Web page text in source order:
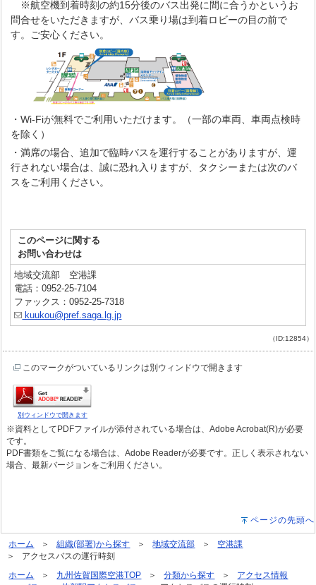
※航空機到着時刻の約15分後のバス出発に間に合うかというお
問合せをいただきますが、バス乗り場は到着ロビーの目の前で
す。ご安心ください。
・Wi-Fiが無料でご利用いただけます。（一部の車両、車両点検時
を除く）
・満席の場合、追加で臨時バスを運行することがありますが、運
行されない場合は、誠に恐れ入りますが、タクシーまたは次のバ
スをご利用ください。
このページに関する
お問い合わせは
地域交流部 空港課
電話：0952-25-7104
ファックス：0952-25-7318
kuukou@pref.saga.lg.jp
（ID:12854）
このマークがついているリンクは別ウィンドウで開きます
別ウィンドウで開きます
※資料としてPDFファイルが添付されている場合は、Adobe Acrobat(R)が必要
です。
PDF書類をご覧になる場合は、Adobe Readerが必要です。正しく表示されない
場合、最新バージョンをご利用ください。
ページの先頭へ
ホーム 組織(部署)から探す 地域交流部
空港課
アクセスバスの運行時刻
ホーム
九州佐賀国際空港TOP 分類から探す
アクセス情報